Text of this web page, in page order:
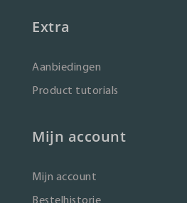
Extra
Aanbiedingen
Product tutorials
Mijn account
Mijn account
Bestelhistorie